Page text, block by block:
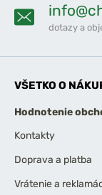
dotazy a
VŠETKO O
Hodnotenie
Kontakty
Doprava a platba
Vrátenie a